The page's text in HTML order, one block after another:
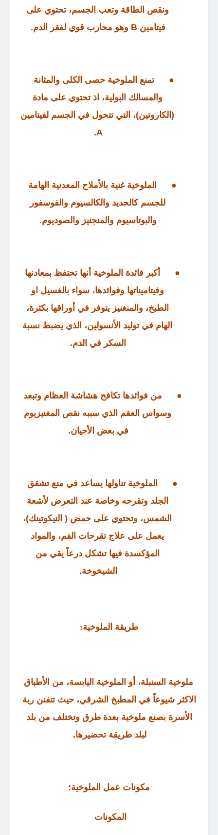
ونقص الطاقة وتعب الجسم، تحتوي على
فيتامين B وهو محارب قوي لفقر الدم
.
●
تمنع الملوخية حصى الكلى والمثانة
والمسالك البولية، اذ تحتوي على مادة
( الكاروتين)، التي تتحول في الجسم لفيتامين
A
.
●
الملوخية غنية بالأملاح المعدنية الهامة
للجسم كالحديد والكالسيوم والفوسفور
والبوتاسيوم والمنجنيز والصوديوم.
●
أكبر فائدة الملوخية أنها تحتفظ بمعادنها
وفيتاميناتها وفوائدها، سواء بالغسيل او
الطبخ، والمنغنيز يتوفر في أوراقها بكثرة،
الهام في توليد الأنسولين، الذي يضبط نسبة
السكر في الدم.
●
من فوائدها تكافح هشاشة العظام وتبعد
وسواس العقم الذي سببه نقص المغنيزيوم
في بعض الأحيان.
●
الملوخية تناولها يساعد في منع تشقق
الجلد وتقرحه وخاصة عند التعرض لأشعة
الشمس، وتحتوي على حمض ( النيكوتينك)،
يعمل على علاج تقرحات الفم، والمواد
المؤكسدة فيها تشكل درعاً يقي من
الشيخوخة.
طريقة الملوخية:
ملوخية السنبلة، أو الملوخية اليابسة، من الأطباق
الاكثر شيوعاً في المطبخ الشرقي، حيث تتفنن ربة
الأسرة بصنع ملوخية بعدة طرق وتختلف من بلد
لبلد طريقة تحضيرها.
مكونات عمل الملوخية:
المكونات